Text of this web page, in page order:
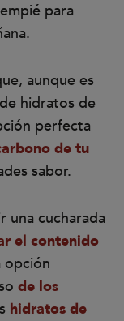
para
aunque es
hidratos de
perfecta
de tu
sabor.
una cucharada
el contenido
opción
de los
hidratos de